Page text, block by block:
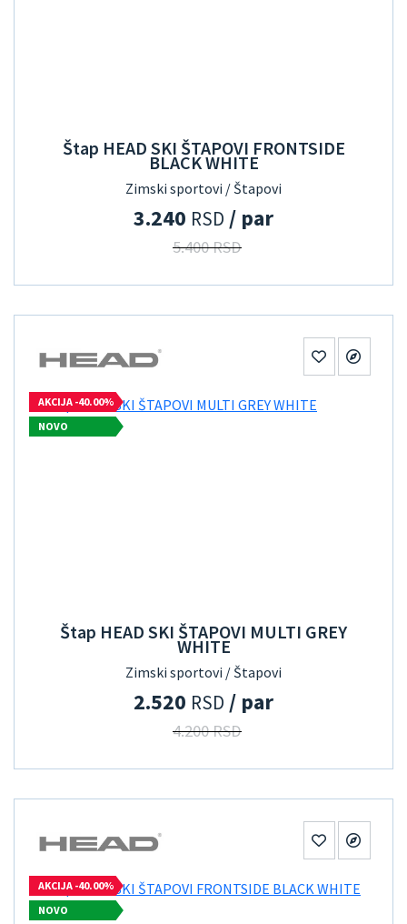
Štap HEAD SKI ŠTAPOVI FRONTSIDE
BLACK WHITE
Zimski sportovi / Štapovi
3.240 RSD / par
5.400 RSD
AKCIJA -40.00%
NOVO
Štap HEAD SKI ŠTAPOVI MULTI GREY
WHITE
Zimski sportovi / Štapovi
2.520 RSD / par
4.200 RSD
AKCIJA -40.00%
NOVO